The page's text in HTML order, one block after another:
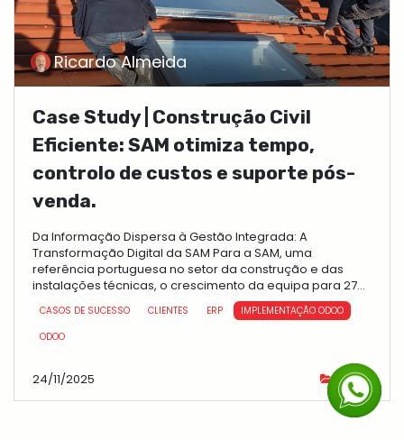
Ricardo Almeida
Case Study | Construção Civil
Eficiente: SAM otimiza tempo,
controlo de custos e suporte pós-
venda.
Da Informação Dispersa à Gestão Integrada: A
Transformação Digital da SAM Para a SAM, uma
referência portuguesa no setor da construção e das
instalações técnicas, o crescimento da equipa para 27
CASOS DE SUCESSO CLIENTES ERP
IMPLEMENTAÇÃO ODOO
ODOO
24/11/2025 cases